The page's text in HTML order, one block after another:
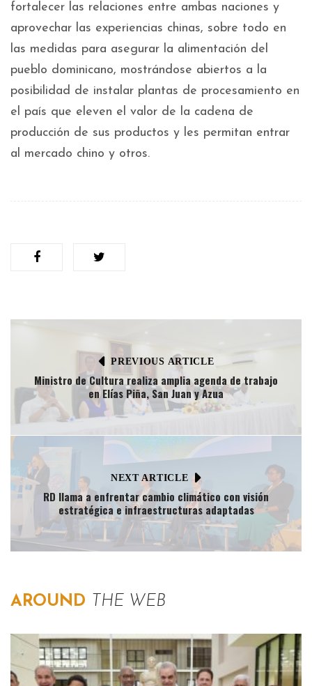
fortalecer las relaciones entre ambas naciones y
aprovechar las experiencias chinas, sobre todo en
las medidas para asegurar la alimentación del
pueblo dominicano, mostrándose abiertos a la
posibilidad de instalar plantas de procesamiento en
el país que eleven el valor de la cadena de
producción de sus productos y les permitan entrar
al mercado chino y otros.
PREVIOUS ARTICLE
Ministro de Cultura realiza amplia agenda de trabajo
en Elías Piña, San Juan y Azua
NEXT ARTICLE
RD llama a enfrentar cambio climático con visión
estratégica e infraestructuras adaptadas
AROUND THE WEB